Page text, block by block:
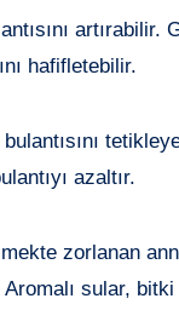
hafifletebilir.
azaltır.
zorlanan
sular,